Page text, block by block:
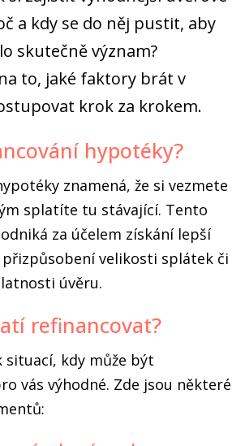
a kdy se do něj pustit, aby
skutečně význam?
to, jaké faktory brát v
krok za krokem.
hypotéky?
znamená, že si vezmete
splatíte tu stávající. Tento
za účelem získání lepší
přizpůsobení velikosti splátek či
úvěru.
refinancovat?
situací, kdy může být
vás výhodné. Zde jsou některé